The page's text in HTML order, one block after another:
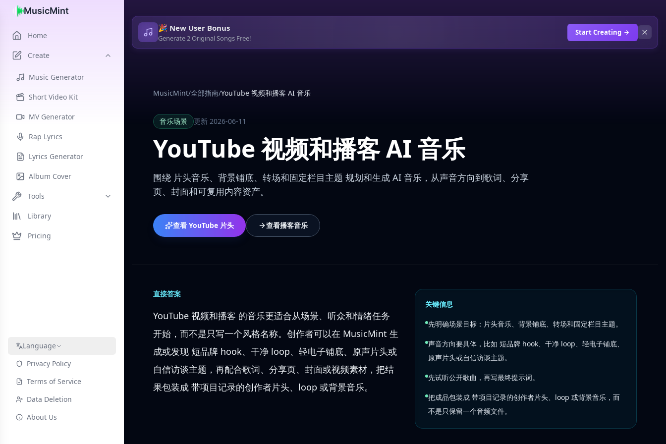
MusicMint
Home
Create
Music Generator
Short Video Kit
MV Generator
Rap Lyrics
Lyrics Generator
Album Cover
Tools
Library
Pricing
Language
Privacy Policy
Terms of Service
Data Deletion
About Us
🎉 New User Bonus
Generate 2 Original Songs Free!
Start Creating
MusicMint/全部指南/YouTube 视频和播客 AI 音乐
音乐场景 更新 2026-06-11
YouTube 视频和播客 AI 音乐
围绕 片头音乐、背景铺底、转场和固定栏目主题 规划和生成 AI 音乐，从声音方向到歌词、分享
页、封面和可复用内容资产。
查看 YouTube 片头 查看播客音乐
直接答案
YouTube 视频和播客 的音乐更适合从场景、听众和情绪任务
开始，而不是只写一个风格名称。创作者可以在 MusicMint 生
成或发现 短品牌 hook、干净 loop、轻电子铺底、原声片头或
自信访谈主题，再配合歌词、分享页、封面或视频素材，把结
果包装成 带项目记录的创作者片头、loop 或背景音乐。
关键信息
先明确场景目标：片头音乐、背景铺底、转场和固定栏目主题。
声音方向要具体，比如 短品牌 hook、干净 loop、轻电子铺底、
原声片头或自信访谈主题。
先试听公开歌曲，再写最终提示词。
把成品包装成 带项目记录的创作者片头、loop 或背景音乐，而
不是只保留一个音频文件。